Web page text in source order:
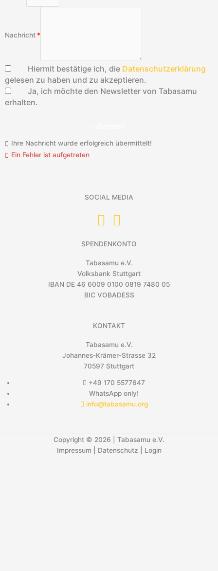
Nachricht
Hiermit bestätige ich, die Datenschutzerklärung
gelesen zu haben und zu akzeptieren.
Ja, ich möchte den Newsletter von Tabasamu
erhalten.
Ihre Nachricht wurde erfolgreich übermittelt!
Ein Fehler ist aufgetreten
SOCIAL MEDIA
SPENDENKONTO
Tabasamu e.V.
Volksbank Stuttgart
IBAN DE 46 6009 0100 0819 7480 05
BIC VOBADESS
KONTAKT
Tabasamu e.V.
Johannes-Krämer-Strasse 32
70597 Stuttgart
+49 170 5577647
WhatsApp only!
info@tabasamu.org
Copyright © 2026 | Tabasamu e.V.
Impressum
Datenschutz Login